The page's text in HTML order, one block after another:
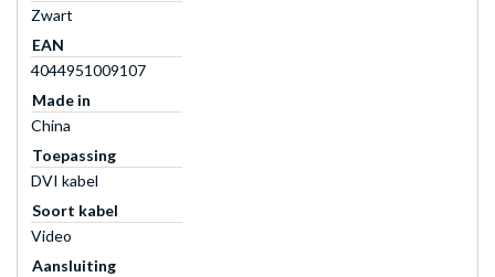
Zwart
EAN
4044951009107
Made in
China
Toepassing
DVI kabel
Soort kabel
Video
Aansluiting